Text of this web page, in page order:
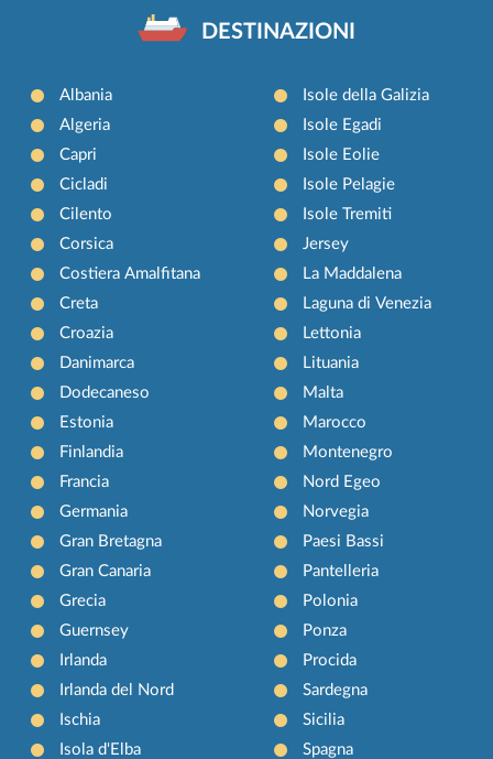
DESTINAZIONI
Albania
Algeria
Capri
Cicladi
Cilento
Corsica
Costiera Amalfitana
Creta
Croazia
Danimarca
Dodecaneso
Estonia
Finlandia
Francia
Germania
Gran Bretagna
Gran Canaria
Grecia
Guernsey
Irlanda
Irlanda del Nord
Ischia
Isola d'Elba
Isole della Galizia
Isole Egadi
Isole Eolie
Isole Pelagie
Isole Tremiti
Jersey
La Maddalena
Laguna di Venezia
Lettonia
Lituania
Malta
Marocco
Montenegro
Nord Egeo
Norvegia
Paesi Bassi
Pantelleria
Polonia
Ponza
Procida
Sardegna
Sicilia
Spagna